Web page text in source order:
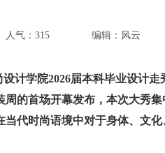
人气：315 编辑：风云
计学院2026届本科毕业设计走
的首场开幕发布，本次大秀
代时尚语境中对于身体、文